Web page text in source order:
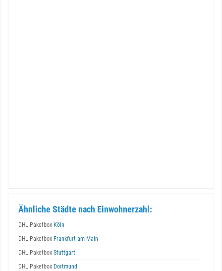
Ähnliche Städte nach Einwohnerzahl:
DHL Paketbox Köln
DHL Paketbox Frankfurt am Main
DHL Paketbox Stuttgart
DHL Paketbox Dortmund